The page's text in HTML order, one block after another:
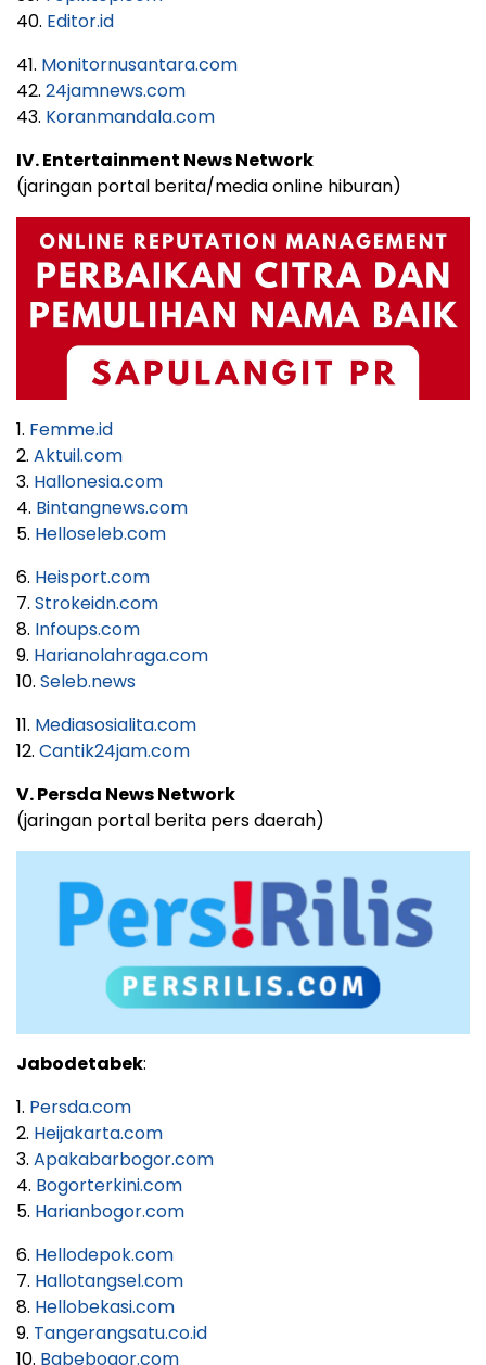
40. Editor.id
41. Monitornusantara.com
42. 24jamnews.com
43. Koranmandala.com
IV. Entertainment News Network
(jaringan portal berita/media online hiburan)
1. Femme.id
2. Aktuil.com
3. Hallonesia.com
4. Bintangnews.com
5. Helloseleb.com
6. Heisport.com
7. Strokeidn.com
8. Infoups.com
9. Harianolahraga.com
10. Seleb.news
11. Mediasosialita.com
12. Cantik24jam.com
V. Persda News Network
(jaringan portal berita pers daerah)
Jabodetabek:
1. Persda.com
2. Heijakarta.com
3. Apakabarbogor.com
4. Bogorterkini.com
5. Harianbogor.com
6. Hellodepok.com
7. Hallotangsel.com
8. Hellobekasi.com
9. Tangerangsatu.co.id
10. Babebogor.com